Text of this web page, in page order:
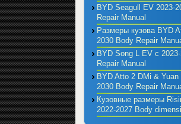
BYD Seagull EV 2023-
Repair Manual
Размеры кузова BYD
2030 Body Repair
BYD Song L EV с
Repair Manual
BYD Atto 2 DMi & Yuan
2030 Body Repair
Кузовные размеры
2022-2027 Body